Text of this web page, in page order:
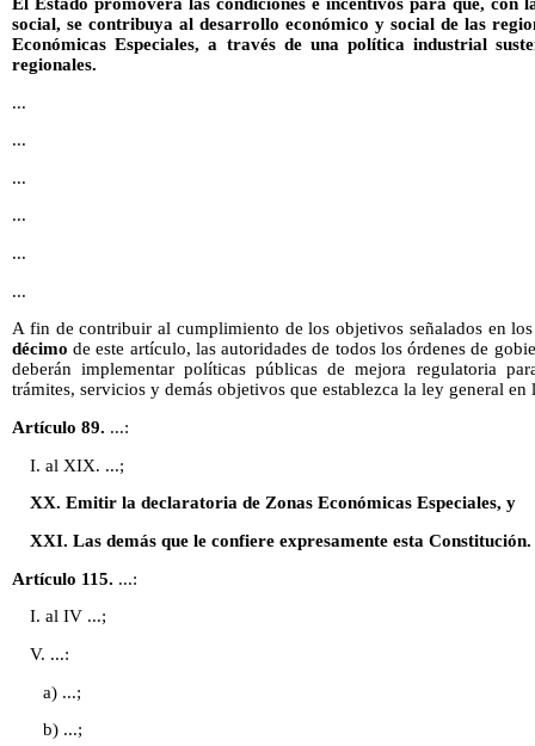
social, se contribuya al desarrollo económico y social de las
Económicas Especiales, a través de una política industrial
regionales.
...
...
...
...
...
...
A fin de contribuir al cumplimiento de los objetivos señalados en
décimode este artículo, las autoridades de todos los órdenes de
deberán implementar políticas públicas de mejora regulatoria
trámites, servicios y demás objetivos que establezca la ley general en
Artículo 89. ...:
I. al XIX. ...;
XX. Emitir la declaratoria de Zonas Económicas Especiales, y
XXI. Las demás que le confiere expresamente esta Constitución.
Artículo 115. ...:
I. al IV ...;
V. ...:
a) ...;
b) ...;